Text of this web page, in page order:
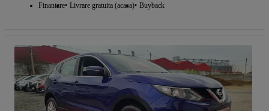
Finantare Livrare gratuita (acasa) Buyback